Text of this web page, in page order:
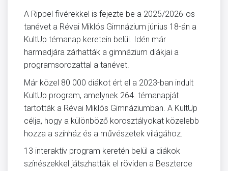
A Rippel fivérekkel is fejezte be a 2025/2026-os
tanévet a Révai Miklós Gimnázium június 18-án a
KultUp témanap keretein belül. Idén már
harmadjára zárhatták a gimnázium diákjai a
programsorozattal a tanévet.
Már közel 80 000 diákot ért el a 2023-ban indult
KultUp program, amelynek 264. témanapját
tartották a Révai Miklós Gimnáziumban. A KultUp
célja, hogy a különböző korosztályokat közelebb
hozza a színház és a művészetek világához.
13 interaktív program keretén belül a diákok
színészekkel játszhatták el röviden a Beszterce